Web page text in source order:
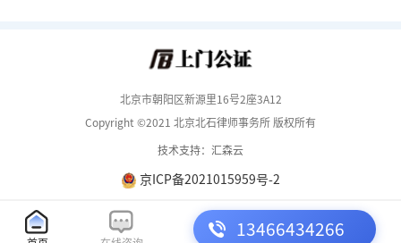
费。我们在办理继承公证的时候，需
13466434266
北京市朝阳区新源里16号2座3A12
Copyright ©2021 北京北石律师事务所 版权所有
技术支持：汇森云
京ICP备2021015959号-2